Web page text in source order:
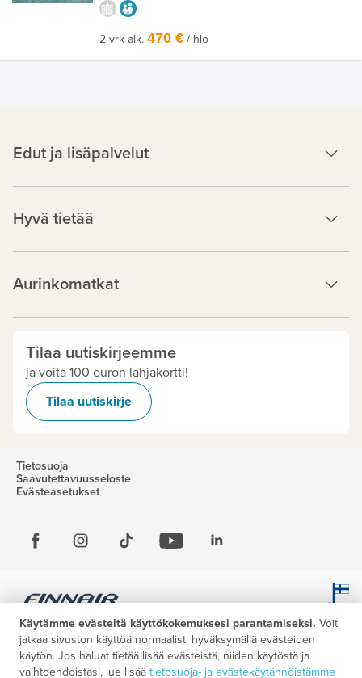
KAUPUNGISTA KOKEMUKSIA
2 vrk alk.470 € / hlö
Edut ja lisäpalvelut
Hyvä tietää
Aurinkomatkat
Tilaa uutiskirjeemme
ja voita 100 euron lahjakortti!
Tilaa uutiskirje
Tietosuoja
Saavutettavuusseloste
Evästeasetukset
Käytämme evästeitä käyttökokemuksesi parantamiseksi. Voit
jatkaa sivuston käyttöä normaalisti hyväksymällä evästeiden
käytön. Jos haluat tietää lisää evästeistä, niiden käytöstä ja
vaihtoehdoistasi, lue lisää tietosuoja- ja evästekäytännöistämme